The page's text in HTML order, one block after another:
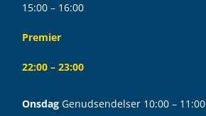
15:00 – 16:00
Premier
22:00 – 23:00
Onsdag Genudsendelser 10:00 – 11:00